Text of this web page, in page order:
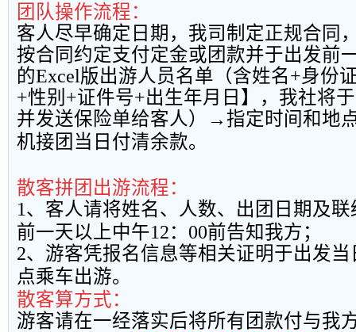
团队操作流程：
客人尽早确定日期，我司制定正规合同
按合同约定支付定金或团款并于出发前
的Excel版出游人员名单（含姓名+身份
+性别 +证件号+出生年月日】，我社将
并发送保险单给客人）→指定时间和地
机接团当日付清余款。
散客拼团出游流程：
1、客人请将姓名、人数、出团日期及
前一天以上中午12： 00前告知我方；
2、游客凭报名信息等相关证明于出发
点乘车出游。
散客算方式：
游客请在一经落实后将所有团款付与我